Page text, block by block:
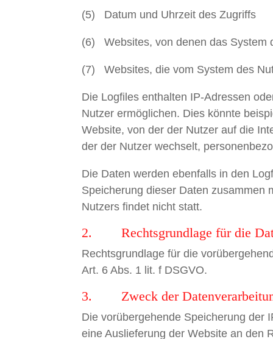
(5) Datum und Uhrzeit des Zugriffs
(6) Websites, von denen das System
(7) Websites, die vom System des
Die Logfiles enthalten IP-Adressen
Nutzer ermöglichen. Dies könnte
Website, von der der Nutzer auf die
der der Nutzer wechselt,
Die Daten werden ebenfalls in den
Speicherung dieser Daten zusammen
Nutzers findet nicht statt.
2. Rechtsgrundlage für die
Rechtsgrundlage für die
Art. 6 Abs. 1 lit. f DSGVO.
3. Zweck der
Die vorübergehende Speicherung der
eine Auslieferung der Website an den